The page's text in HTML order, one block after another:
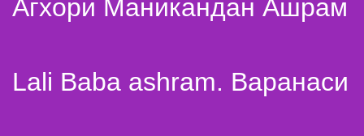
Агхори Маникандан Ашрам
Lali Baba ashram. Варанаси